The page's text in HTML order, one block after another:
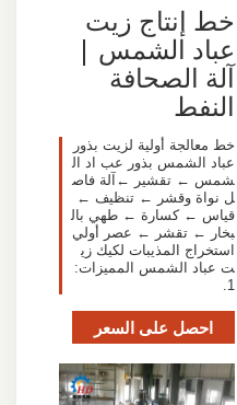
خط إنتاج زيت
عباد الشمس |
آلة الصحافة
النفط
خط معالجة أولية لزيت بذور
عباد الشمس بذور عب اد ال
شمس ← تقشير ←آلة فاص
ل نواة وقشر ← تنظيف ←
قياس ← كسارة ← طهي بال
بخار ← تقشر ← عصر أولي
استخراج المذيبات لكيك زي
ت عباد الشمس المميزات:
1.
احصل على السعر